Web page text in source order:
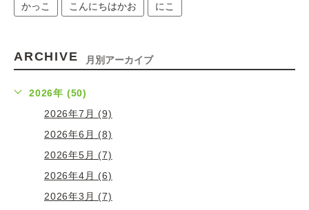
かっこ こんにちはかお にこ
ARCHIVE 月別アーカイブ
2026年 (50)
2026年7月 (9)
2026年6月 (8)
2026年5月 (7)
2026年4月 (6)
2026年3月 (7)